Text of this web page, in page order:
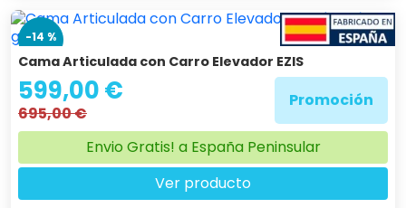
-14 %
Cama Articulada con Carro Elevador EZIS
599,00 €
695,00 €
Promoción
Envio Gratis! a España Peninsular
Ver producto